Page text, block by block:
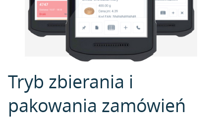
Tryb zbierania i
pakowania zamówień